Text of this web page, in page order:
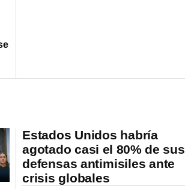
Estados Unidos habría
agotado casi el 80% de sus
defensas antimisiles ante
crisis globales